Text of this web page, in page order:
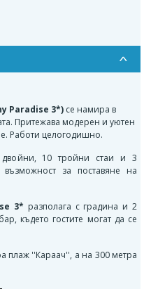
Paradise 3*) се намира в
Притежава модерен и уютен
Работи целогодишно.
двойни, 10 тройни стаи и 3
за поставяне на
3* разполага с градина и 2
където гостите могат да се
плаж ''Караач'', а на 300 метра